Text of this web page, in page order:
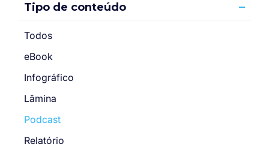
Tipo de conteúdo
Todos
eBook
Infográfico
Lâmina
Podcast
Relatório